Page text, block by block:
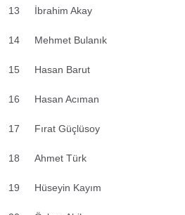
13 İbrahim Akay
14 Mehmet Bulanık
15 Hasan Barut
16 Hasan Acıman
17 Fırat Güçlüsoy
18 Ahmet Türk
19 Hüseyin Kayım